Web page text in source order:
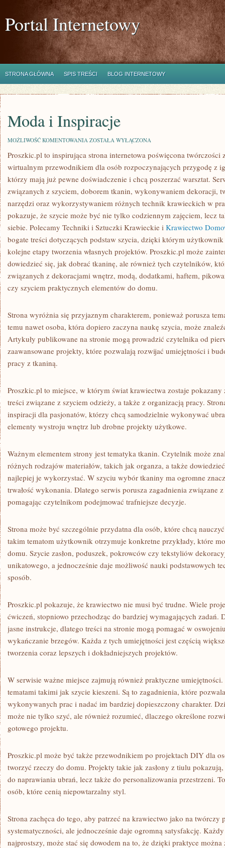
Portal Internetowy
STRONA GŁÓWNA SPIS TREŚCI BLOG INTERNETOWY
Moda i Inspiracje
MOŻLIWOŚĆ KOMENTOWANIA MODA
INSPIRACJE
ZOSTAŁA WYŁĄCZONA
Proszkic.pl to inspirująca strona internetowa poświęcona twórczości
wirtualnym przewodnikiem dla osób rozpoczynających przygodę z
którzy mają już pewne doświadczenie i chcą poszerzać warsztat.
związanych z szyciem, doborem tkanin, wykonywaniem dekoracji,
narzędzi oraz wykorzystywaniem różnych technik krawieckich w
pokazuje, że szycie może być nie tylko codziennym zajęciem, lecz
siebie. Polecamy Techniki i Sztuczki Krawieckie i Krawiectwo
bogate treści dotyczących podstaw szycia, dzięki którym
kolejne etapy tworzenia własnych projektów. Proszkic.pl może
dowiedzieć się, jak dobrać tkaninę, ale również tych czytelników,
związanych z dekoracjami wnętrz, modą, dodatkami, haftem,
czy szyciem praktycznych elementów do domu.
Strona wyróżnia się przyjaznym charakterem, ponieważ porusza
temu nawet osoba, która dopiero zaczyna naukę szycia, może
Artykuły publikowane na stronie mogą prowadzić czytelnika od
zaawansowane projekty, które pozwalają rozwijać umiejętności i
pracy z tkaniną.
Proszkic.pl to miejsce, w którym świat krawiectwa zostaje
treści związane z szyciem odzieży, a także z organizacją pracy.
inspiracji dla pasjonatów, którzy chcą samodzielnie wykonywać
elementy wystroju wnętrz lub drobne projekty użytkowe.
Ważnym elementem strony jest tematyka tkanin. Czytelnik może
różnych rodzajów materiałów, takich jak organza, a także
najlepiej je wykorzystać. W szyciu wybór tkaniny ma ogromne
trwałość wykonania. Dlatego serwis porusza zagadnienia związane z
pomagając czytelnikom podejmować trafniejsze decyzje.
Strona może być szczególnie przydatna dla osób, które chcą
takim tematom użytkownik otrzymuje konkretne przykłady, które
domu. Szycie zasłon, poduszek, pokrowców czy tekstyliów
unikatowego, a jednocześnie daje możliwość nauki podstawowych
sposób.
Proszkic.pl pokazuje, że krawiectwo nie musi być trudne. Wiele
ćwiczeń, stopniowo przechodząc do bardziej wymagających zadań.
jasne instrukcje, dlatego treści na stronie mogą pomagać w
wykańczanie brzegów. Każda z tych umiejętności jest częścią
tworzenia coraz lepszych i dokładniejszych projektów.
W serwisie ważne miejsce zajmują również praktyczne
tematami takimi jak szycie kieszeni. Są to zagadnienia, które
wykonywanych prac i nadać im bardziej dopieszczony charakter.
może nie tylko szyć, ale również rozumieć, dlaczego określone
gotowego projektu.
Proszkic.pl może być także przewodnikiem po projektach DIY dla
tworzyć rzeczy do domu. Projekty takie jak zasłony z tiulu
do naprawiania ubrań, lecz także do personalizowania przestrzeni.
osób, które cenią niepowtarzalny styl.
Strona zachęca do tego, aby patrzeć na krawiectwo jako na twórczy
systematyczności, ale jednocześnie daje ogromną satysfakcję.
najprostszy, może stać się dowodem na to, że dzięki praktyce